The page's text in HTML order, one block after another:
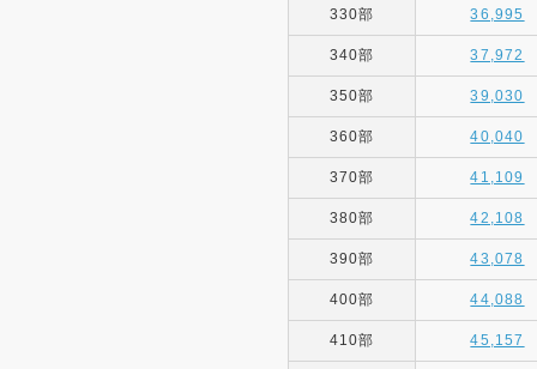
330部 36,995
340部 37,972
350部 39,030
360部 40,040
370部 41,109
380部 42,108
390部 43,078
400部 44,088
410部 45,157